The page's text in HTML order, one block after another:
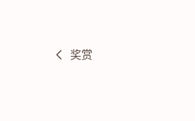
奖赏